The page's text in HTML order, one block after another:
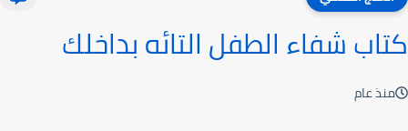
كتاب شفاء الطفل التائه بداخلك
منذ عام